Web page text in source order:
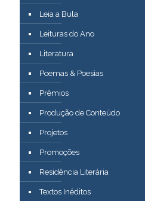
Leia a Bula
Leituras do Ano
Literatura
Poemas & Poesias
Prêmios
Produção de Conteúdo
Projetos
Promoções
Residência Literária
Textos Inéditos